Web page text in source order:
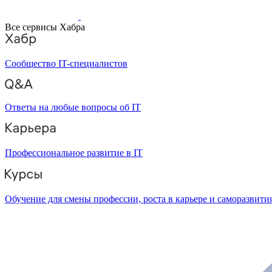
Все сервисы Хабра
Сообщество IT-специалистов
Ответы на любые вопросы об IT
Профессиональное развитие в IT
Обучение для смены профессии, роста в карьере и